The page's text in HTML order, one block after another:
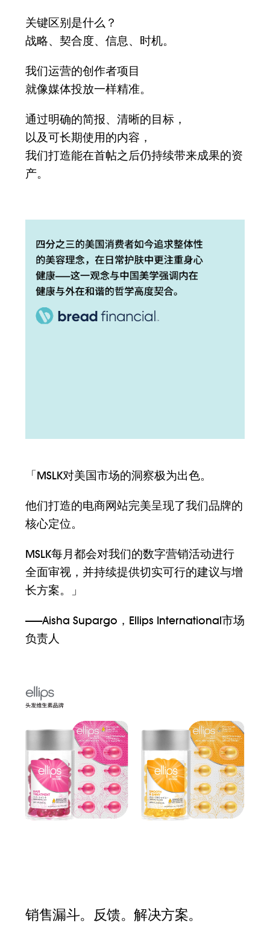
关键区别是什么？
战略、契合度、信息、时机。
我们运营的创作者项目
就像媒体投放一样精准。
通过明确的简报、清晰的目标，
以及可长期使用的内容，
我们打造能在首帖之后仍持续带来成果的资
产。
「MSLK对美国市场的洞察极为出色。
他们打造的电商网站完美呈现了我们品牌的
核心定位。
MSLK每月都会对我们的数字营销活动进行
全面审视，并持续提供切实可行的建议与增
长方案。」
——Aisha Supargo，Ellips International市场
负责人
销售漏斗。反馈。解决方案。